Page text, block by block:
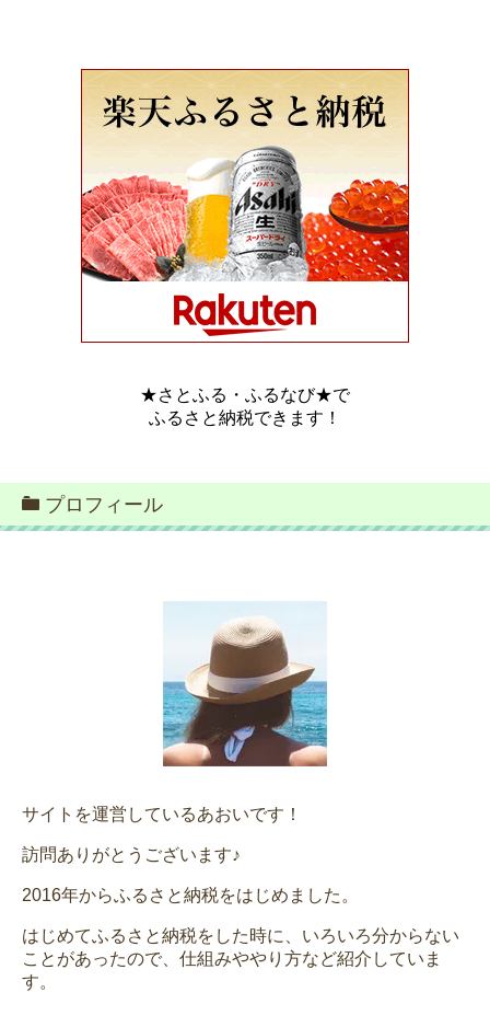
★さとふる・ふるなび★で
ふるさと納税できます！
プロフィール
サイトを運営しているあおいです！
訪問ありがとうございます♪
2016年からふるさと納税をはじめました。
はじめてふるさと納税をした時に、いろいろ分からない
ことがあったので、仕組みややり方など紹介していま
す。